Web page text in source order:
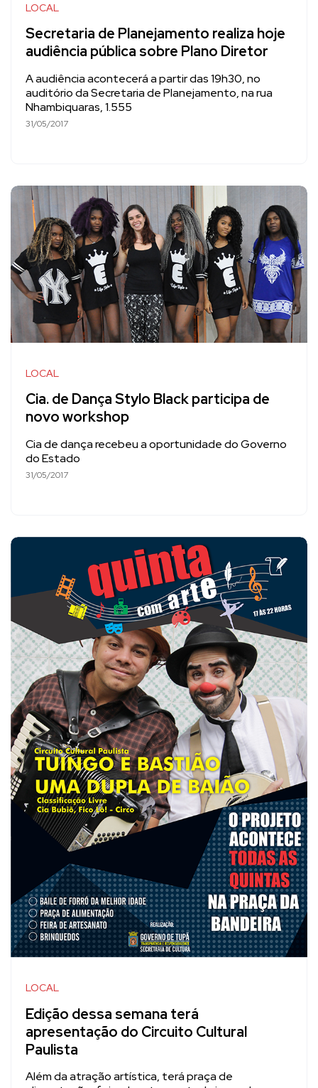
LOCAL
Secretaria de Planejamento realiza hoje
audiência pública sobre Plano Diretor
A audiência acontecerá a partir das 19h30, no
auditório da Secretaria de Planejamento, na rua
Nhambiquaras, 1.555
31/05/2017
LOCAL
Cia. de Dança Stylo Black participa de
novo workshop
Cia de dança recebeu a oportunidade do Governo
do Estado
31/05/2017
LOCAL
Edição dessa semana terá
apresentação do Circuito Cultural
Paulista
Além da atração artística, terá praça de